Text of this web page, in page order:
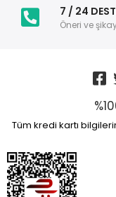
7 / 24
Öneri ve
Tüm kredi kartı